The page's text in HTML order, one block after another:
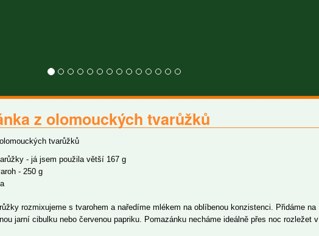
z olomouckých tvarůžků
tvarůžků
- já jsem použila větší 167 g
- 250 g
rozmixujeme s tvarohem a naředíme mlékem na oblíbenou konzistenci. Přidáme na
jarní cibulku nebo červenou papriku. Pomazánku necháme ideálně přes noc rozležet v